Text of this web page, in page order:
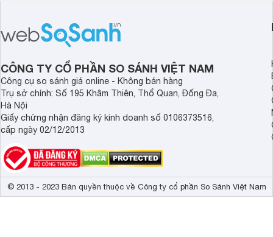
không, bài viết đánh giá máy in Canon
LBP6030 dưới đây sẽ giúp bạn hiểu
CÔNG TY CỔ PHẦN SO SÁNH VIỆT NAM
Công cụ so sánh giá online - Không bán hàng
Trụ sở chính: Số 195 Khâm Thiên, Thổ Quan, Đống Đa,
Hà Nội
Giấy chứng nhận đăng ký kinh doanh số 0106373516,
cấp ngày 02/12/2013
© 2013 - 2023 Bản quyền thuộc về Công ty cổ phần So Sánh Việt Nam